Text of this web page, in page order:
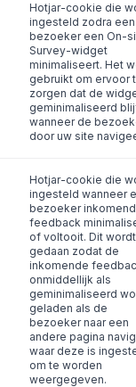
Hotjar-cookie die
ingesteld zodra een
bezoeker een On-
Survey-widget
minimaliseert. Het
gebruikt om ervoor
zorgen dat de
geminimaliseerd
wanneer de
door uw site
Hotjar-cookie die
ingesteld wanneer
bezoeker
feedback
of voltooit. Dit wordt
gedaan zodat de
inkomende
onmiddellijk als
geminimaliseerd
geladen als de
bezoeker naar een
andere pagina
waar deze is
om te worden
weergegeven.